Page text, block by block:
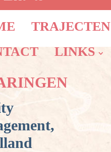
TRAJECTEN
LINKS